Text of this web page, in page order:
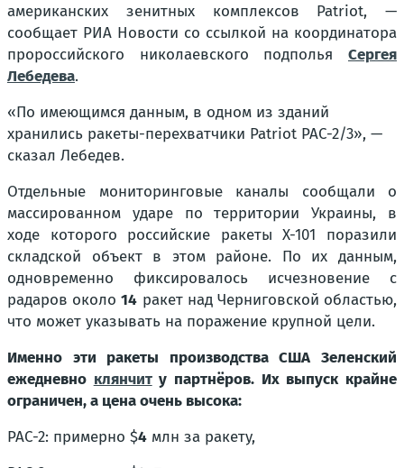
американских зенитных комплексов Patriot, —
сообщает РИА Новости со ссылкой на координатора
пророссийского николаевского подполья Сергея
Лебедева.
«По имеющимся данным, в одном из зданий
хранились ракеты-перехватчики Patriot PAC-2/3», —
сказал Лебедев.
Отдельные мониторинговые каналы сообщали о
массированном ударе по территории Украины, в
ходе которого российские ракеты Х-101 поразили
складской объект в этом районе. По их данным,
одновременно фиксировалось исчезновение с
радаров около14 ракет над Черниговской областью,
что может указывать на поражение крупной цели.
Именно эти ракеты производства США Зеленский
ежедневно клянчиту партнёров. Их выпуск крайне
ограничен, а цена очень высока:
PAC-2: примерно $4 млн за ракету,